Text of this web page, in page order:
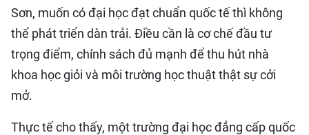
Sơn, muốn có đại học đạt chuẩn quốc tế thì không
thể phát triển dàn trải. Điều cần là cơ chế đầu tư
trọng điểm, chính sách đủ mạnh để thu hút nhà
khoa học giỏi và môi trường học thuật thật sự cởi
mở.
Thực tế cho thấy, một trường đại học đẳng cấp quốc